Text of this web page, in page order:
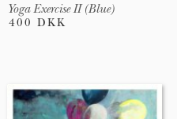
Yoga Exercise II (Blue)
400 DKK